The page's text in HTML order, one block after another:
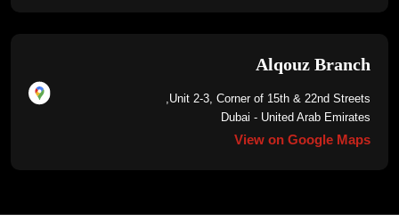
Alqouz Branch
Unit 2-3, Corner of 15th & 22nd Streets,
Dubai - United Arab Emirates
View on Google Maps